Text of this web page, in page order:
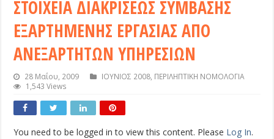
ΣΤΟΙΧΕΙΑ ΔΙΑΚΡΙΣΕΩΣ ΣΥΜΒΑΣΗΣ
ΕΞΑΡΤΗΜΕΝΗΣ ΕΡΓΑΣΙΑΣ ΑΠΟ
ΑΝΕΞΑΡΤΗΤΩΝ ΥΠΗΡΕΣΙΩΝ
28 Μαΐου, 2009 ΙΟΥΝΙΟΣ 2008, ΠΕΡΙΛΗΠΤΙΚΗ ΝΟΜΟΛΟΓΙΑ
1,543 Views
You need to be logged in to view this content. Please Log In.